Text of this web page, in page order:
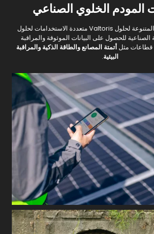
المودم الخلوي الصناعي
اكتشف التطبيقات المتنوعة لحلول Valtoris متعددة الاستخدامات لحلول
الصناعية للحصول على البيانات الموثوقة والمراقبة
قطاعات مثلأتمتة المصانع والطاقة الذكية والمراقبة
البيئية.